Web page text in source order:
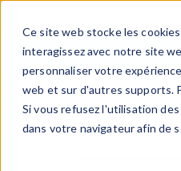
Ce site web stocke les
interagissez avec notre site
personnaliser votre
web et sur d'autres supports.
Si vous refusez l'utilisation
dans votre navigateur afin de